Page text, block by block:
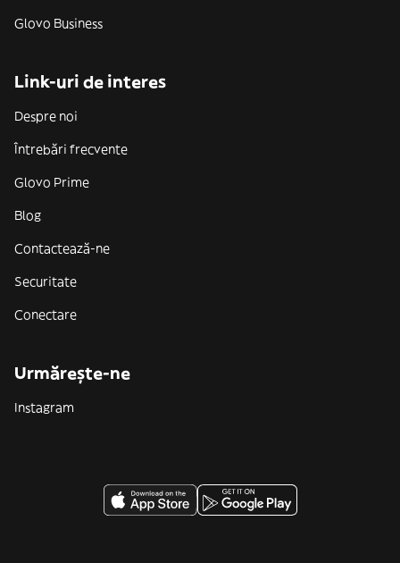
Glovo Business
Link-uri de interes
Despre noi
Întrebări frecvente
Glovo Prime
Blog
Contactează-ne
Securitate
Conectare
Urmărește-ne
Instagram